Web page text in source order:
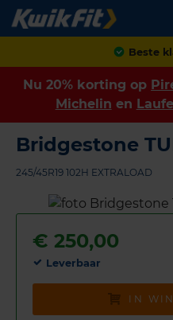
Nu 20% korting op
Michelin en
Bridgestone
245/45R19 102H EXTRALOAD
€ 250,00
Leverbaar
IN